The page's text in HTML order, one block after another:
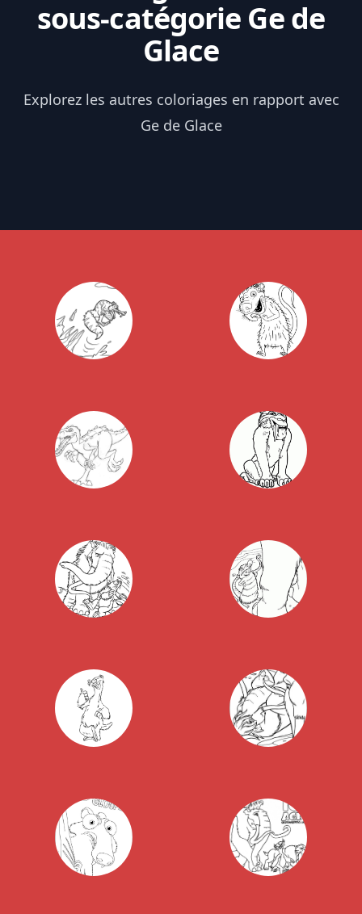
sous-catégorie Ge de
Glace
Explorez les autres coloriages en rapport avec
Ge de Glace